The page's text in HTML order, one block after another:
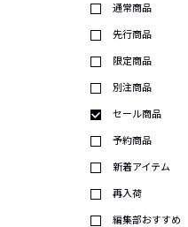
通常商品
先行商品
限定商品
別注商品
セール商品
予約商品
新着アイテム
再入荷
編集部おすすめ